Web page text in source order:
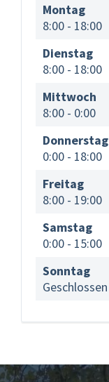
Montag
8:00 - 18:00
Dienstag
8:00 - 18:00
Mittwoch
8:00 - 0:00
Donnerstag
0:00 - 18:00
Freitag
8:00 - 19:00
Samstag
0:00 - 15:00
Sonntag
Geschlossen